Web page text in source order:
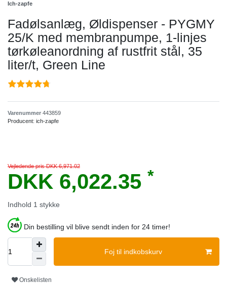
Ich-zapfe
Fadølsanlæg, Øldispenser - PYGMY
25/K med membranpumpe, 1-linjes
tørkøleanordning af rustfrit stål, 35
liter/t, Green Line
Varenummer 443859
Producent: ich-zapfe
Vejledende pris DKK 6,971.02
DKK 6,022.35 *
Indhold 1 stykke
Din bestilling vil blive sendt inden for 24 timer!
Foj til indkobskurv
Onskelisten